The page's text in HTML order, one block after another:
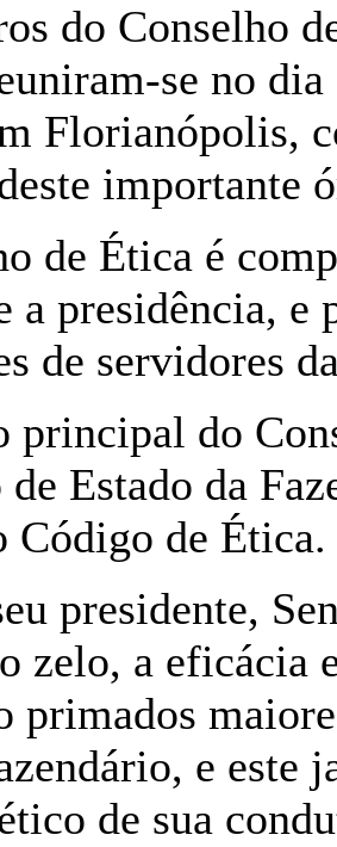
do Conselho
se no
Florianópolis,
importante
de Ética é
a presidência, e
de servidores
principal do
Estado da
Código de Ética.
presidente,
zelo, a eficácia
primados
e este
de sua